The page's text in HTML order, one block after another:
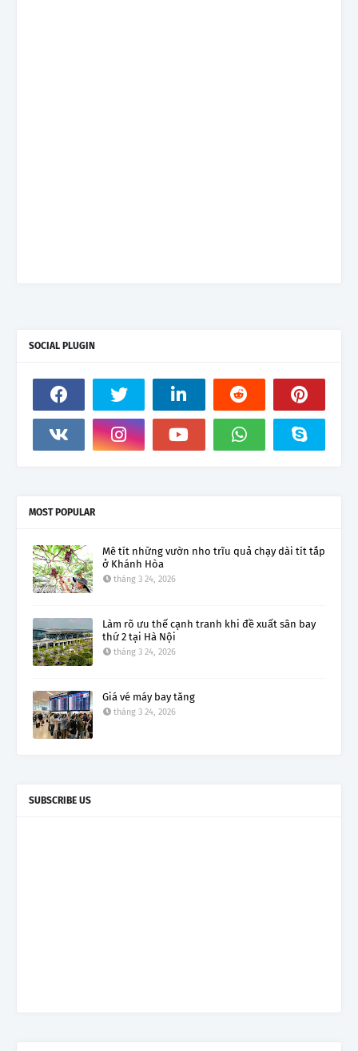
SOCIAL PLUGIN
MOST POPULAR
Mê tít những vườn nho trĩu quả chạy dài tít tắp
ở Khánh Hòa
tháng 3 24, 2026
Làm rõ ưu thế cạnh tranh khi đề xuất sân bay
thứ 2 tại Hà Nội
tháng 3 24, 2026
Giá vé máy bay tăng
tháng 3 24, 2026
SUBSCRIBE US